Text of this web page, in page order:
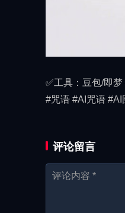
✅工具：豆包/即
#咒语 #AI咒语 #AI
评论留言